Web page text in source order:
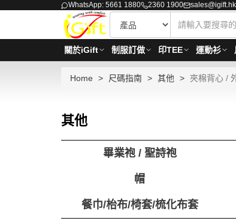
WhatsApp: 5661 1880 2360 1900 sales@igift.hk
關於iGift 制服訂做 印TEE 運動衫
Home 尺碼指南 其他 夾棉背心 /
其他
畢業袍 / 聖詩袍
帽
餐巾/枱布/椅套/梳化布套